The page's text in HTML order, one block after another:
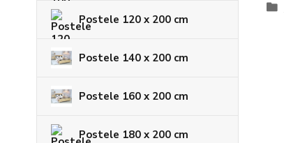
Postele 120 x 200 cm
Postele 140 x 200 cm
Postele 160 x 200 cm
Postele 180 x 200 cm